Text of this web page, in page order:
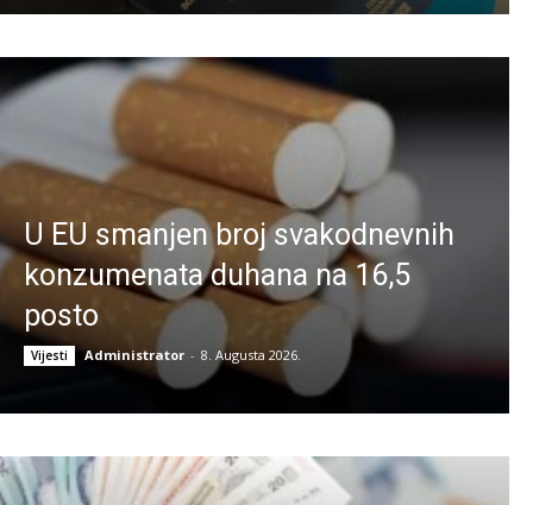
U EU smanjen broj svakodnevnih
konzumenata duhana na 16,5
posto
Vijesti Administrator - 8. Augusta 2026.